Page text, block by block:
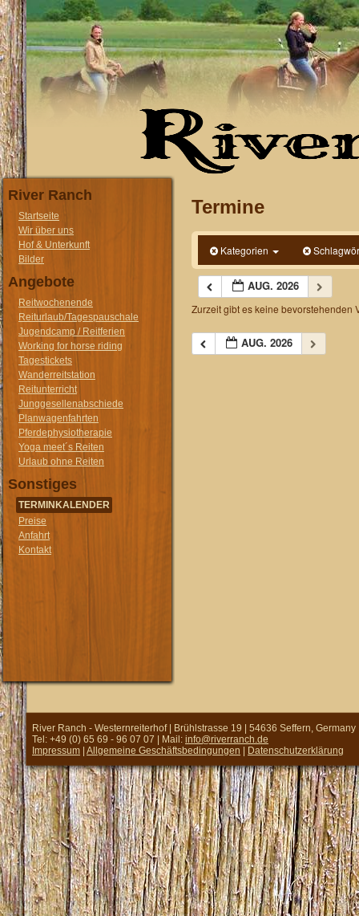
River Ranch
Startseite
Wir über uns
Hof & Unterkunft
Bilder
Angebote
Reitwochenende
Reiturlaub/Tagespauschale
Jugendcamp / Reitferien
Working for horse riding
Tagestickets
Wanderreitstation
Reitunterricht
Junggesellenabschiede
Planwagenfahrten
Pferdephysiotherapie
Yoga meet´s Reiten
Urlaub ohne Reiten
Sonstiges
TERMINKALENDER
Preise
Anfahrt
Kontakt
Termine
Kategorien
AUG. 2026
Zurzeit gibt es keine bevorstehenden
AUG. 2026
River Ranch - Westernreiterhof | Brühlstrasse 19 | 54636 Seffern, Germany
Tel: +49 (0) 65 69 - 96 07 07 | Mail: info@riverranch.de
Impressum Allgemeine Geschäftsbedingungen Datenschutzerklärung